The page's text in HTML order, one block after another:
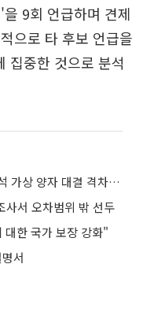
9회 언급하며 견제
으로 타 후보 언급을
집중한 것으로 분석
이재명 vs 김문수, 이재명 vs 이준석 가상 양자 대결 격차 동률
사서 오차범위 밖 선두
대한 국가 보장 강화"
서